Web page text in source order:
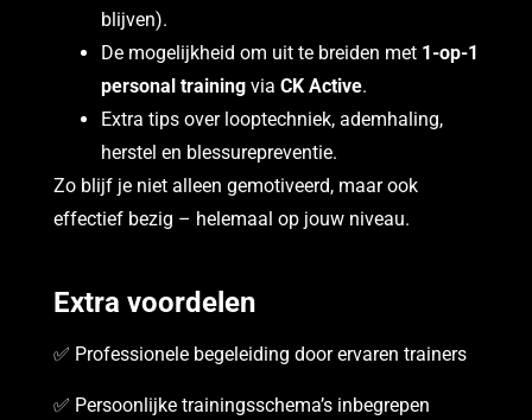
blijven).
De mogelijkheid om uit te breiden met 1-op-1
personal trainingvia CK Active.
Extra tips over looptechniek, ademhaling,
herstel en blessurepreventie.
Zo blijf je niet alleen gemotiveerd, maar ook
effectief bezig – helemaal op jouw niveau.
Extra voordelen
✅ Professionele begeleiding door ervaren trainers
✅ Persoonlijke trainingsschema’s inbegrepen